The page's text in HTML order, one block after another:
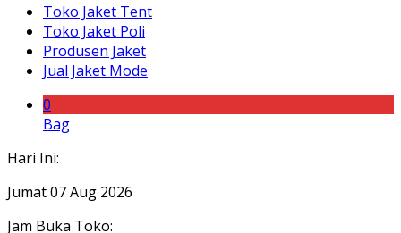
Toko Jaket Tent
Toko Jaket Poli
Produsen Jaket
Jual Jaket Mode
0
Bag
Hari Ini:
Jumat 07 Aug 2026
Jam Buka Toko: